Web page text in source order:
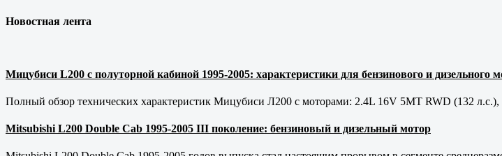
Новостная лента
Мицубиси L200 с полуторной кабиной 1995-2005: характеристики для бензинового и дизельного
Полный обзор технических характеристик Мицубиси Л200 с моторами: 2.4L 16V 5MT RWD (132
Mitsubishi L200 Double Cab 1995-2005 III поколение: бензиновый и дизельный мотор